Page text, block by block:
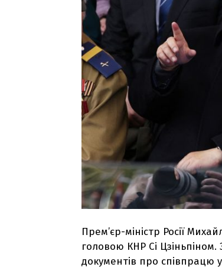
Прем’єр-міністр Росії
головою КНР Сі
документів про співпрацю